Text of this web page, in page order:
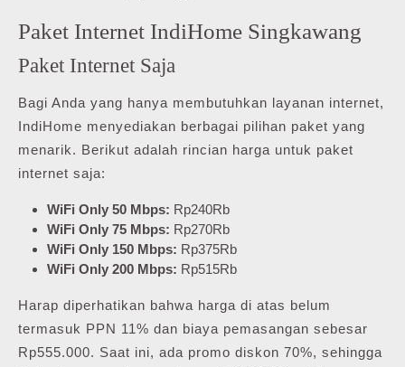
Paket Internet IndiHome Singkawang
Paket Internet Saja
Bagi Anda yang hanya membutuhkan layanan internet,
IndiHome menyediakan berbagai pilihan paket yang
menarik. Berikut adalah rincian harga untuk paket
internet saja:
WiFi Only 50 Mbps: Rp240Rb
WiFi Only 75 Mbps: Rp270Rb
WiFi Only 150 Mbps: Rp375Rb
WiFi Only 200 Mbps: Rp515Rb
Harap diperhatikan bahwa harga di atas belum
termasuk PPN 11% dan biaya pemasangan sebesar
Rp555.000. Saat ini, ada promo diskon 70%, sehingga